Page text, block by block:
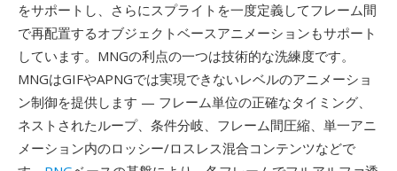
をサポートし、さらにスプライトを一度定義してフレーム間
で再配置するオブジェクトベースアニメーションもサポート
しています。MNGの利点の一つは技術的な洗練度です。
MNGはGIFやAPNGでは実現できないレベルのアニメーショ
ン制御を提供します — フレーム単位の正確なタイミング、
ネストされたループ、条件分岐、フレーム間圧縮、単一アニ
メーション内のロッシー/ロスレス混合コンテンツなどで